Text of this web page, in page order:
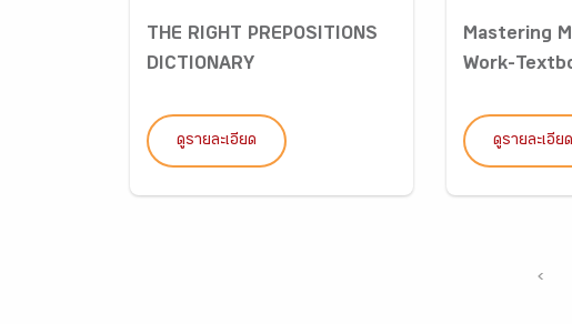
THE RIGHT PREPOSITIONS
DICTIONARY
ดูรายละเอียด
Mastering
Work-
ดูรายละเอียด
‹